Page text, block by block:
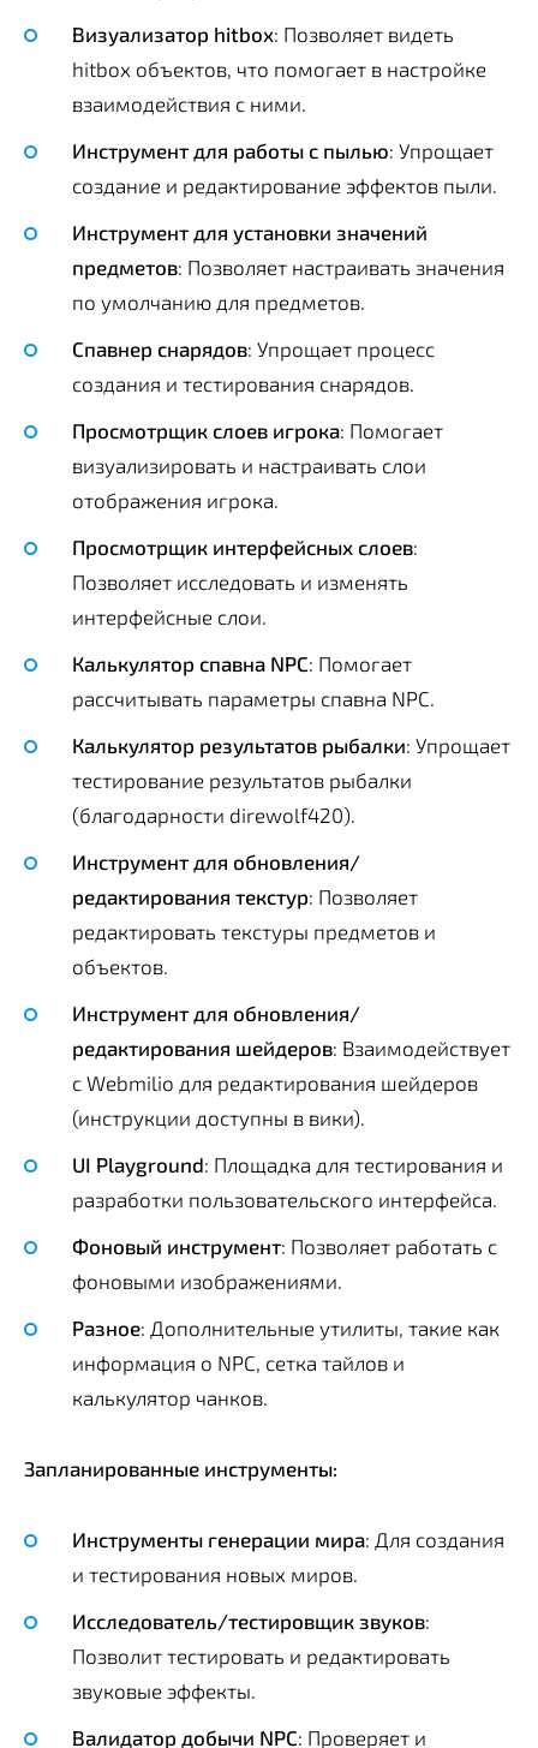
Визуализатор hitbox: Позволяет видеть
hitbox объектов, что помогает в настройке
взаимодействия с ними.
Инструмент для работы с пылью: Упрощает
создание и редактирование эффектов пыли.
Инструмент для установки значений
предметов: Позволяет настраивать значения
по умолчанию для предметов.
Спавнер снарядов: Упрощает процесс
создания и тестирования снарядов.
Просмотрщик слоев игрока: Помогает
визуализировать и настраивать слои
отображения игрока.
Просмотрщик интерфейсных слоев:
Позволяет исследовать и изменять
интерфейсные слои.
Калькулятор спавна NPC: Помогает
рассчитывать параметры спавна NPC.
Калькулятор результатов рыбалки: Упрощает
тестирование результатов рыбалки
(благодарности direwolf420).
Инструмент для обновления/
редактирования текстур: Позволяет
редактировать текстуры предметов и
объектов.
Инструмент для обновления/
редактирования шейдеров: Взаимодействует
с Webmilio для редактирования шейдеров
(инструкции доступны в вики).
UI Playground: Площадка для тестирования и
разработки пользовательского интерфейса.
Фоновый инструмент: Позволяет работать с
фоновыми изображениями.
Разное: Дополнительные утилиты, такие как
информация о NPC, сетка тайлов и
калькулятор чанков.
Запланированные инструменты:
Инструменты генерации мира: Для создания
и тестирования новых миров.
Исследователь/тестировщик звуков:
Позволит тестировать и редактировать
звуковые эффекты.
Валидатор добычи NPC: Проверяет и